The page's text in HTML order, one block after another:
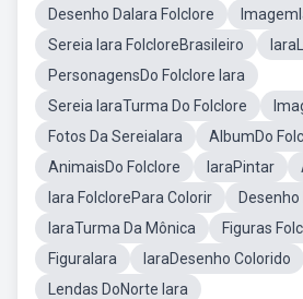
Desenho DaIara Folclore
Sereia Iara FolcloreBrasileiro
PersonagensDo Folclore Iara
Sereia IaraTurma Do Folclore
Fotos Da SereiaIara
AlbumDo
AnimaisDo Folclore
IaraPintar
Iara FolclorePara Colorir
Desenho
IaraTurma Da Mônica
Figuras
FiguraIara
IaraDesenho Colorido
Lendas DoNorte Iara